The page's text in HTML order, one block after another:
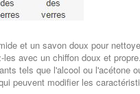
et un savon doux pour
avec un chiffon doux et propre.
tels que l'alcool ou l'acétone
peuvent modifier les